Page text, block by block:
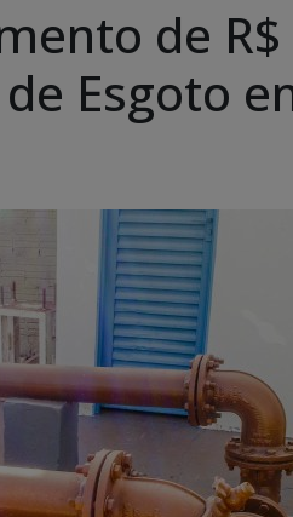
de
Esgoto